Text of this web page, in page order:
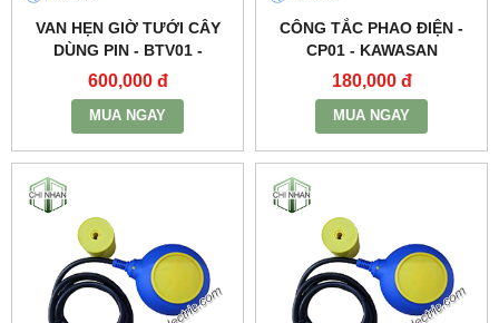
VAN HẸN GIỜ TƯỚI CÂY
DÙNG PIN - BTV01 -
KAWASAN
600,000 đ
MUA NGAY
CÔNG TẮC PHAO ĐIỆN -
CP01 - KAWASAN
180,000 đ
MUA NGAY